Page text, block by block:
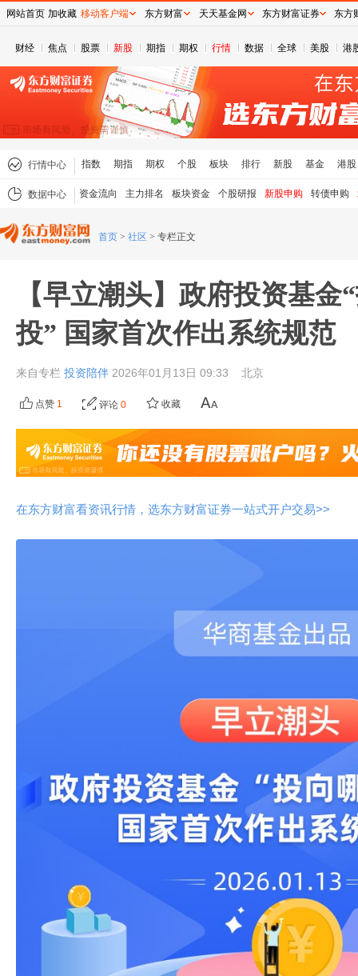
财经 焦点 股票 新股 期指 期权 行情 数据 全球 美股 港
行情中心 指数 期指 期权 个股 板块 排行 新股 基金 港股
数据中心 资金流向 主力排名 板块资金 个股研报 新股申购 转债申购
首页 > 社区 > 专栏正文
【早立潮头】政府投资基金
投” 国家首次作出系统规范
来自专栏 投资陪伴 2026年01月13日 09:33 北京
点赞 1 评论 0 收藏
在东方财富看资讯行情，选东方财富证券一站式开户交易>>
网站首页 加收藏 移动客户端 东方财富 天天基金网 东方财富证券 东方